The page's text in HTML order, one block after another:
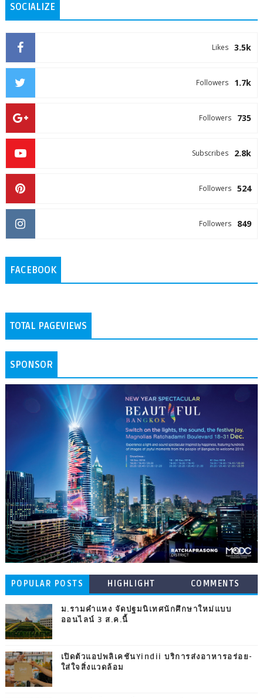
SOCIALIZE
3.5k
Likes
1.7k
Followers
735
Followers
2.8k
Subscribes
524
Followers
849
Followers
FACEBOOK
TOTAL PAGEVIEWS
SPONSOR
POPULAR POSTS HIGHLIGHT COMMENTS
ม.รามคำแหง จัดปฐมนิเทศนักศึกษาใหม่แบบ
ออนไลน์ 3 ส.ค.นี้
เปิดตัวแอปพลิเคชันYindii บริการส่งอาหารอร่อย-
ใส่ใจสิ่งแวดล้อม